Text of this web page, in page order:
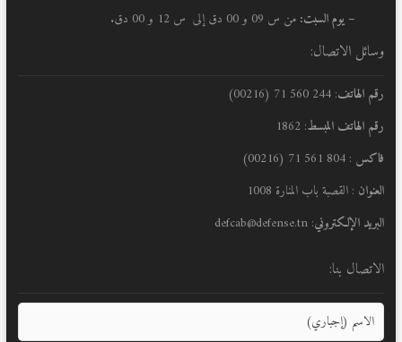
– يوم السبت: من س 09 و 00 دق إلى س 12 و 00 دق.
وسائل الاتصال:
رقم الهاتف: 244 560 71 (00216)
رقم الهاتف المبسط: 1862
فاكس : 804 561 71 (00216)
العنوان : القصبة باب المنارة 1008
البريد الإلكتروني: defcab@defense.tn
الاتصال بنا: